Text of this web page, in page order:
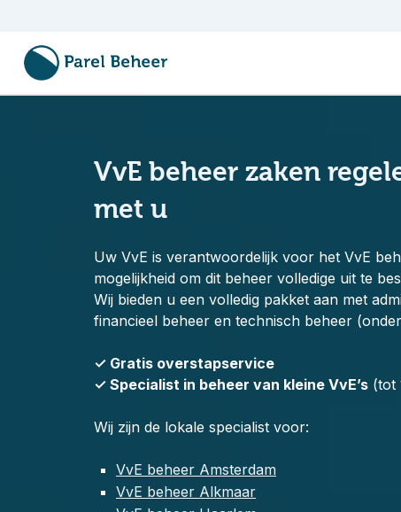
VvE beheer zaken
met u
Uw VvE is verantwoordelijk voor het VvE
mogelijkheid om dit beheer volledige uit te
Wij bieden u een volledig pakket aan met
financieel beheer en technisch beheer
✓ Gratis overstapservice
✓ Specialist in beheer van kleine VvE’s (tot
Wij zijn de lokale specialist voor:
VvE beheer Amsterdam
VvE beheer Alkmaar